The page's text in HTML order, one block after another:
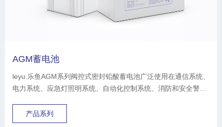
AGM蓄电池
leyu.乐鱼AGM系列阀控式密封铅酸蓄电池广泛使用在通信系统、
电力系统、应急灯照明系统、自动化控制系统、消防和安全警报
表、医疗系统设备、电动车、电动工具等。
产品系列